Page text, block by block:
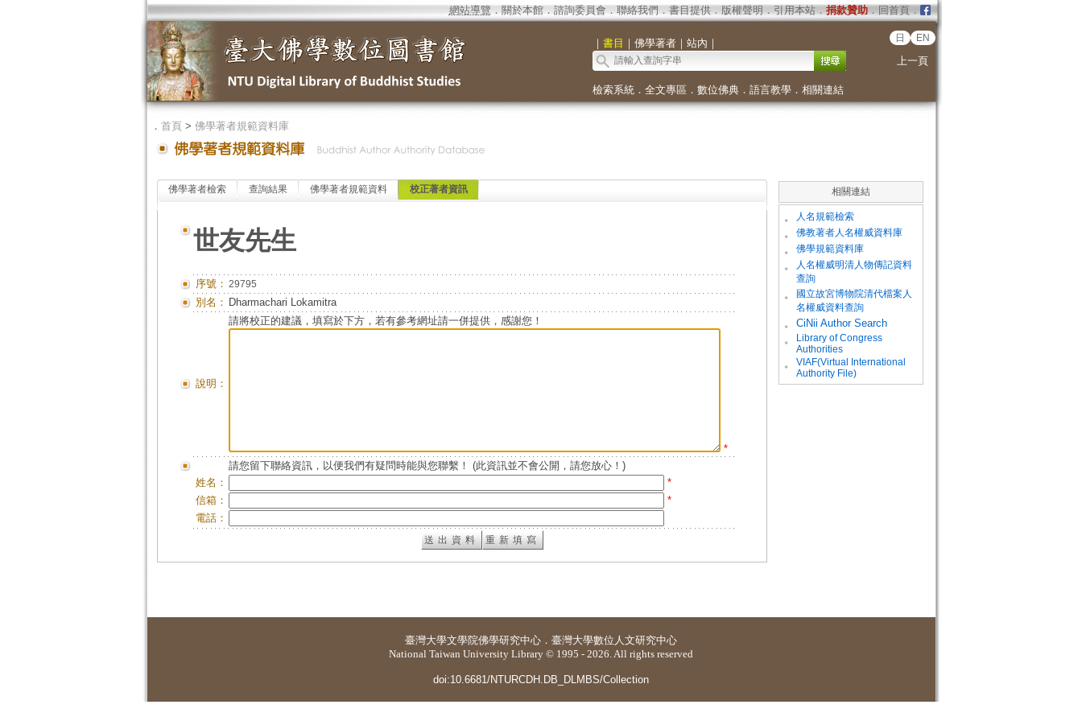
網站導覽 ． 關於本館． 諮詢委員會． 聯絡我們 ． 書目提供． 版權聲明 ． 引用本站． 捐款贊助．回首頁．
｜ 書目 ｜ 佛學著者｜ 站內 ｜ 日 EN
上一頁
檢索系統． 全文專區 ． 數位佛典． 語言教學． 相關連結
． 首頁> 佛學著者規範資料庫
佛學著者檢索 查詢結果 佛學著者規範資料 校正著者資訊
世友先生
序號： 29795
別名： Dharmachari Lokamitra
說明：
請將校正的建議，填寫於下方，若有參考網址請一併提供，感謝您！
*
請您留下聯絡資訊，以便我們有疑問時能與您聯繫！ (此資訊並不會公開，請您放心！)
姓名：
*
信箱：
*
電話：
相關連結
。 人名規範檢索
。 佛教著者人名權威資料庫
。 佛學規範資料庫
。
人名權威明清人物傳記資料
查詢
。
國立故宮博物院清代檔案人
名權威資料查詢
。
CiNii Author Search
。
Library of Congress
Authorities
。
VIAF(Virtual International
Authority File)
臺灣大學文學院佛學研究中心 ． 臺灣大學數位人文研究中心
National Taiwan University Library © 1995 - 2026. All rights reserved
doi:10.6681/NTURCDH.DB_DLMBS/Collection